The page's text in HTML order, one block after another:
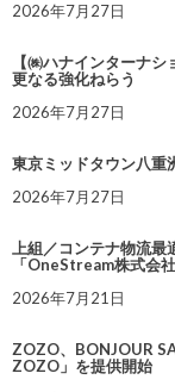
2026年7月27日
【㈱ハナインターナ
更なる強化ねらう
2026年7月27日
東京ミッドタウン八重
2026年7月27日
上組／コンテナ物流
「OneStream株式会
2026年7月21日
ZOZO、BONJOUR
ZOZO」を提供開始